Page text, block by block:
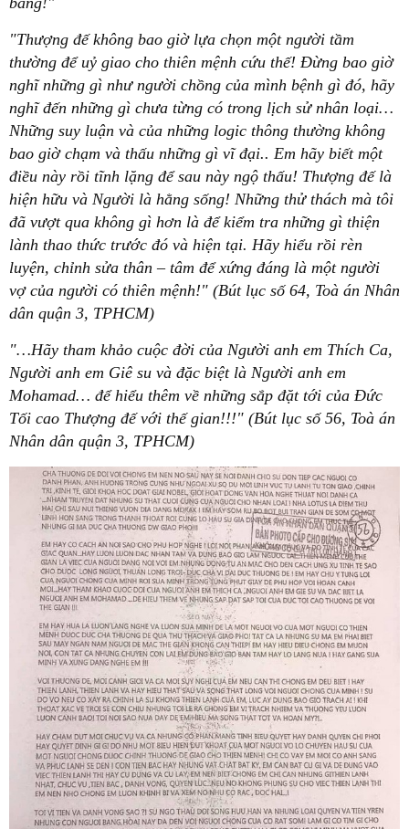
"Thượng đế không bao giờ lựa chọn một người tầm
thường để uỷ giao cho thiên mệnh cứu thế! Đừng bao giờ
nghĩ những gì như người chồng của mình bệnh gì đó, hãy
nghĩ đến những gì chưa từng có trong lịch sử nhân loại…
Những suy luận và của những logic thông thường không
bao giờ chạm và thấu những gì vĩ đại.. Em hãy biết một
điều này rồi tĩnh lặng để sau này ngộ thấu! Thượng đế là
hiện hữu và Người là hằng sống! Những thử thách mà tôi
đã vượt qua không gì hơn là để kiểm tra những gì thiện
lành thao thức trước đó và hiện tại. Hãy hiểu rồi rèn
luyện, chỉnh sửa thân – tâm để xứng đáng là một người
vợ của người có thiên mệnh!" (Bút lục số 64, Toà án Nhân
dân quận 3, TPHCM)
"…Hãy tham khảo cuộc đời của Người anh em Thích Ca,
Người anh em Giê su và đặc biệt là Người anh em
Mohamad… để hiểu thêm về những sắp đặt tới của Đức
Tối cao Thượng đế với thế gian!!!" (Bút lục số 56, Toà án
Nhân dân quận 3, TPHCM)